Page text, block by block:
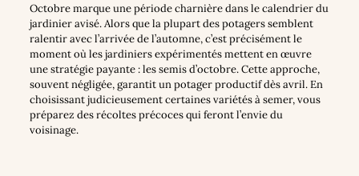
Octobre marque une période charnière dans le calendrier du
jardinier avisé. Alors que la plupart des potagers semblent
ralentir avec l’arrivée de l’automne, c’est précisément le
moment où les jardiniers expérimentés mettent en œuvre
une stratégie payante : les semis d’octobre. Cette approche,
souvent négligée, garantit un potager productif dès avril. En
choisissant judicieusement certaines variétés à semer, vous
préparez des récoltes précoces qui feront l’envie du
voisinage.